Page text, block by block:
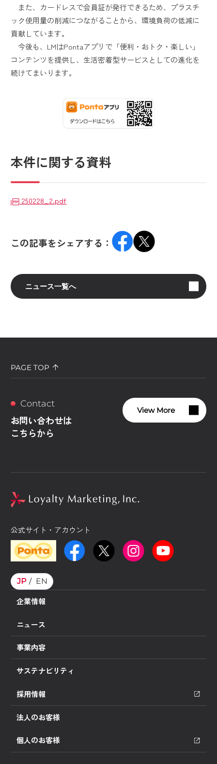
また、カードレスで会員証が発行できるため、プラスチ
ック使用量の削減につながることから、環境負荷の低減に
貢献しています。
今後も、LMはPontaアプリで「便利・おトク・楽しい」
コンテンツを提供し、生活密着型サービスとしての進化を
続けてまいります。
本件に関する資料
250228_2.pdf
この記事をシェアする：
ニュース一覧へ
PAGE TOP
Contact
お問い合わせは
こちらから
View More
公式サイト・アカウント
JP EN
企業情報
ニュース
事業内容
サステナビリティ
採用情報
法人のお客様
個人のお客様